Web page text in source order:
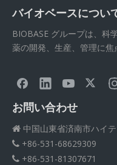
バイオベースについ
BIOBASE グループは、科
薬の開発、生産、管理に焦
お問い合わせ
 中国山東省済南市ハイ
 +86-531-68629309
 +86-531-81307671